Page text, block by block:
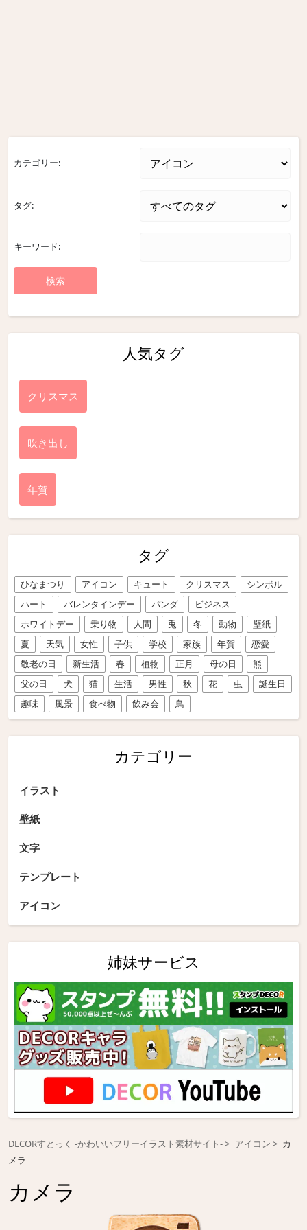
カテゴリー:
タグ:
キーワード:
人気タグ
クリスマス
吹き出し
年賀
タグ
ひなまつり アイコン キュート クリスマス
シンボル
ハート
バレンタインデー パンダ
ビジネス
ホワイトデー
乗り物 人間 兎 冬 動物
壁紙
夏
天気 女性 子供 学校 家族 年賀
恋愛
敬老の日
新生活 春 植物 正月 母の日
熊
父の日
犬 猫 生活 男性 秋 花 虫
誕生日
趣味
風景 食べ物 飲み会 鳥
カテゴリー
イラスト
壁紙
文字
テンプレート
アイコン
姉妹サービス
DECORすとっく -かわいいフリーイラスト素材サイト- アイコン
カ
メラ
カメラ